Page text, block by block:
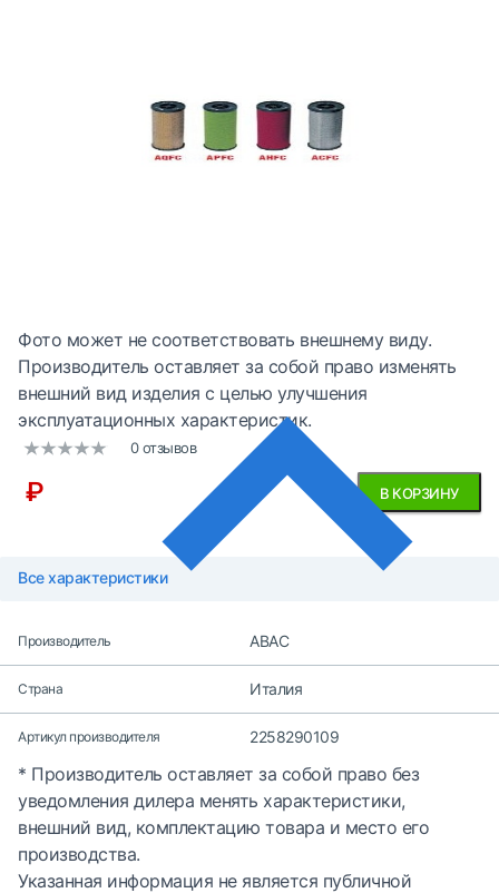
Фото может не соответствовать внешнему виду.
Производитель оставляет за собой право изменять
внешний вид изделия с целью улучшения
эксплуатационных характеристик.
0 отзывов
₽ В КОРЗИНУ
Все характеристики
Производитель ABAC
Страна Италия
Артикул производителя 2258290109
* Производитель оставляет за собой право без
уведомления дилера менять характеристики,
внешний вид, комплектацию товара и место его
производства.
Указанная информация не является публичной